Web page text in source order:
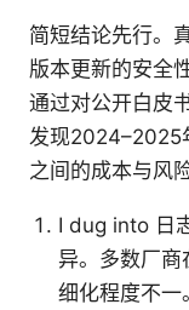
简短结论先行。
版本更新的安全
通过对公开白皮
发现2024–2025
之间的成本与风
I dug into 日
异。多数厂商
细化程度不一